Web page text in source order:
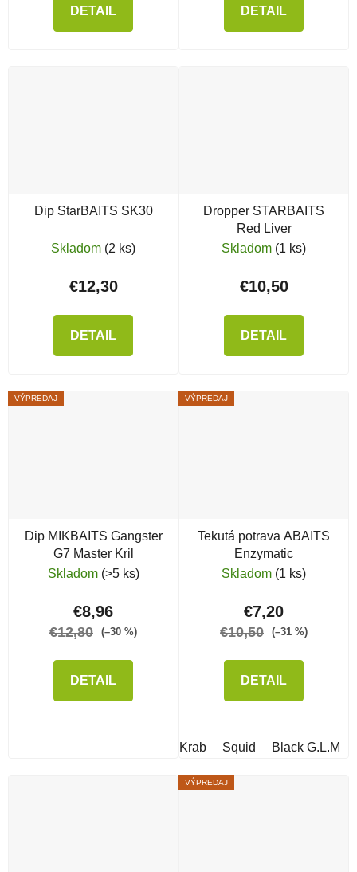
DETAIL DETAIL
Dip StarBAITS SK30
Skladom (2 ks)
€12,30
DETAIL
Dropper STARBAITS
Red Liver
Skladom (1 ks)
€10,50
DETAIL
VÝPREDAJ
Dip MIKBAITS Gangster
G7 Master Kril
Skladom (>5 ks)
€8,96
€12,80 (–30 %)
DETAIL
VÝPREDAJ
Tekutá potrava ABAITS
Enzymatic
Skladom (1 ks)
€7,20
€10,50 (–31 %)
DETAIL
Krab Squid Black G.L.M
VÝPREDAJ